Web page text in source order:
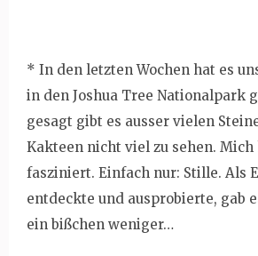
* In den letzten Wochen hat es
in den Joshua Tree Nationalpark
gesagt gibt es ausser vielen
Kakteen nicht viel zu sehen.
fasziniert. Einfach nur: Stille. Als
entdeckte und ausprobierte, gab
ein bißchen weniger…